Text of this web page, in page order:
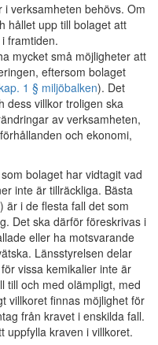
verksamheten behövs. Om
hållet upp till bolaget att
framtiden.
mycket små möjligheter att
eftersom bolaget
1 § miljöbalken). Det
dess villkor troligen ska
av verksamheten,
och ekonomi,
bolaget har vidtagit vad
inte är tillräckliga. Bästa
) är i de flesta fall det som
Det ska därför föreskrivas i
eller ha motsvarande
Länsstyrelsen delar
vissa kemikalier inte är
till och med olämpligt, med
villkoret finnas möjlighet för
från kravet i enskilda fall.
uppfylla kraven i villkoret.